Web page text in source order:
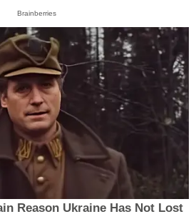
Brainberries
Reason Ukraine Has Not Lost